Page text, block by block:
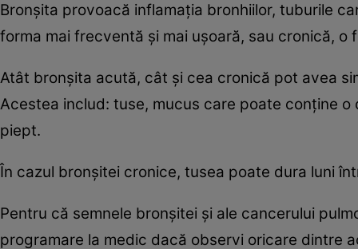
Bronșita provoacă inflamația bronhiilor, tuburile
forma mai frecventă și mai ușoară, sau cronică, o
Atât bronșita acută, cât și cea cronică pot avea
Acestea includ: tuse, mucus care poate conține
piept.
În cazul bronșitei cronice, tusea poate dura luni
Pentru că semnele bronșitei și ale cancerului
programare la medic dacă observi oricare dintre